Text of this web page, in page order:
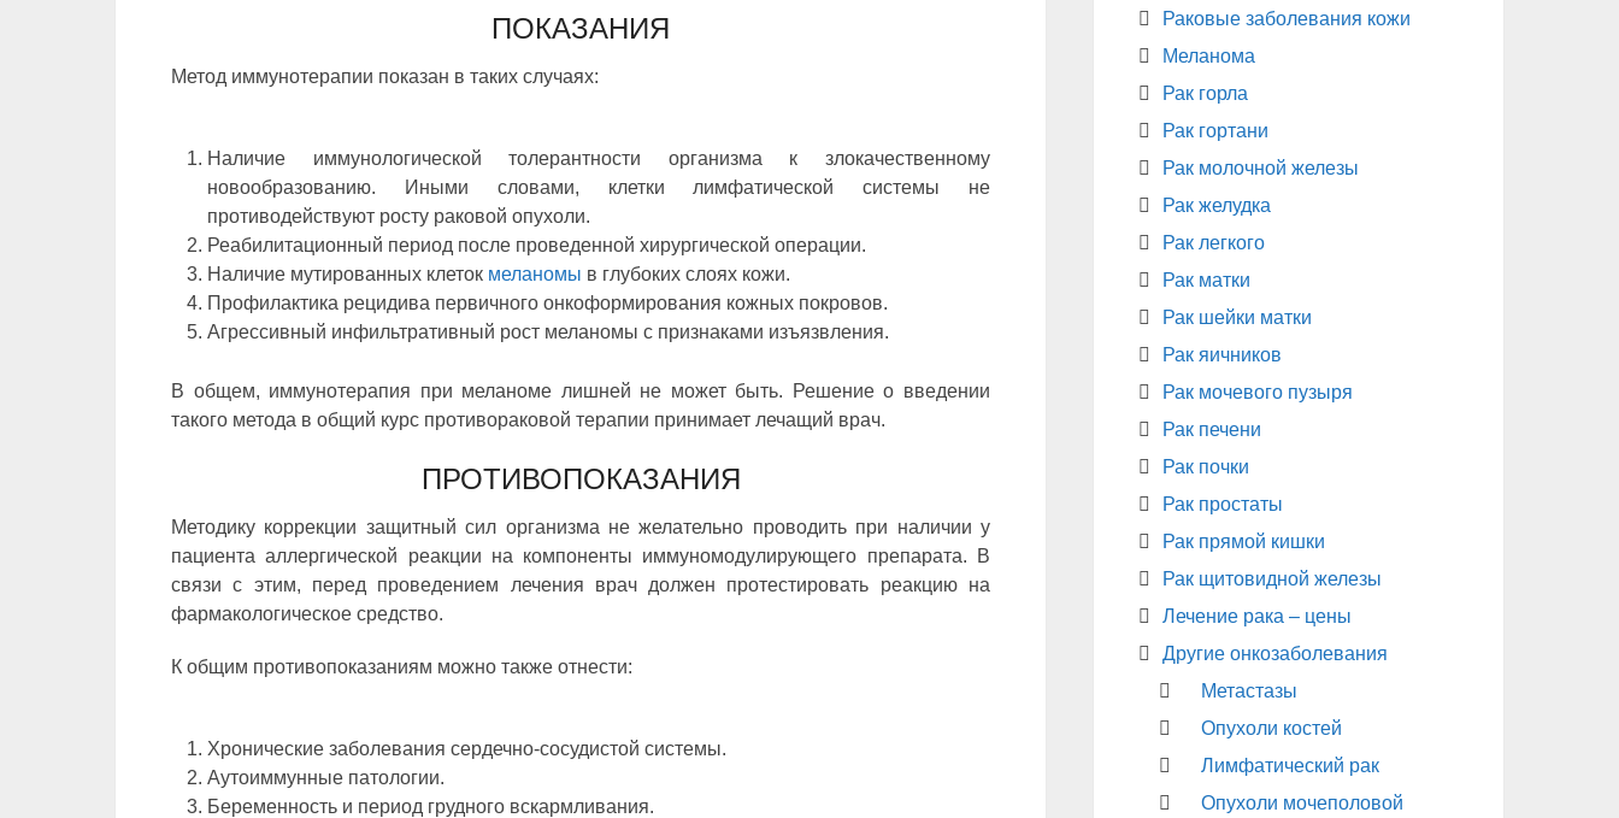
ПОКАЗАНИЯ
Метод иммунотерапии показан в таких случаях:
Наличие иммунологической толерантности организма к злокачественному
новообразованию. Иными словами, клетки лимфатической системы не
противодействуют росту раковой опухоли.
Реабилитационный период после проведенной хирургической операции.
Наличие мутированных клеток меланомы в глубоких слоях кожи.
Профилактика рецидива первичного онкоформирования кожных покровов.
Агрессивный инфильтративный рост меланомы с признаками изъязвления.
В общем, иммунотерапия при меланоме лишней не может быть. Решение о введении
такого метода в общий курс противораковой терапии принимает лечащий врач.
ПРОТИВОПОКАЗАНИЯ
Методику коррекции защитный сил организма не желательно проводить при наличии у
пациента аллергической реакции на компоненты иммуномодулирующего препарата. В
связи с этим, перед проведением лечения врач должен протестировать реакцию на
фармакологическое средство.
К общим противопоказаниям можно также отнести:
Хронические заболевания сердечно-сосудистой системы.
Аутоиммунные патологии.
Беременность и период грудного вскармливания.
Раковые заболевания кожи
Меланома
Рак горла
Рак гортани
Рак молочной железы
Рак желудка
Рак легкого
Рак матки
Рак шейки матки
Рак яичников
Рак мочевого пузыря
Рак печени
Рак почки
Рак простаты
Рак прямой кишки
Рак щитовидной железы
Лечение рака – цены
Другие онкозаболевания
Метастазы
Опухоли костей
Лимфатический рак
Опухоли мочеполовой